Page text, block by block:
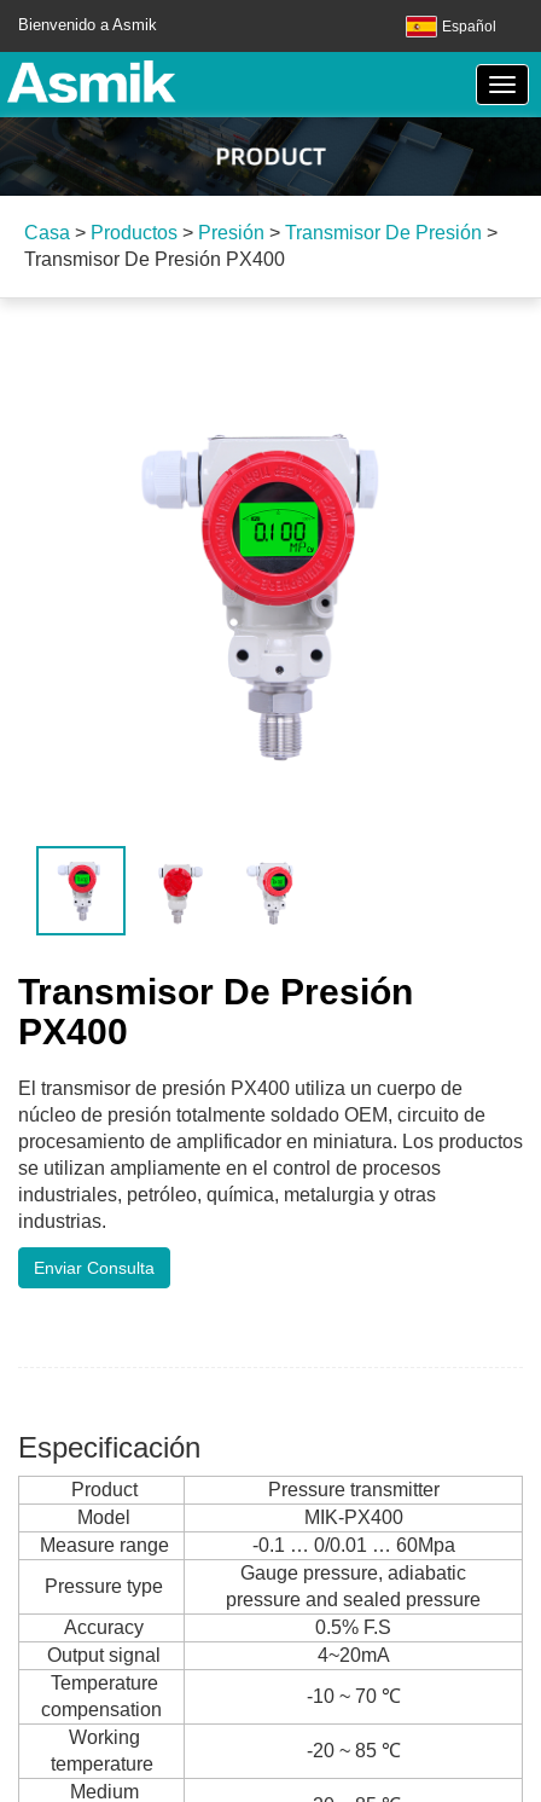
Bienvenido a Asmik Español
Casa > Productos > Presión > Transmisor De Presión >
Transmisor De Presión PX400
Transmisor De Presión
PX400
El transmisor de presión PX400 utiliza un cuerpo de
núcleo de presión totalmente soldado OEM, circuito de
procesamiento de amplificador en miniatura. Los productos
se utilizan ampliamente en el control de procesos
industriales, petróleo, química, metalurgia y otras
industrias.
Enviar Consulta
Especificación
Product
Pressure transmitter
Model
MIK-PX400
Measure range
-0.1 … 0/0.01 … 60Mpa
Pressure type
Gauge pressure, adiabatic
pressure and sealed pressure
Accuracy
0.5% F.S
Output signal
4~20mA
Temperature
compensation
-10 ~ 70 ℃
Working
temperature
-20 ~ 85 ℃
Medium